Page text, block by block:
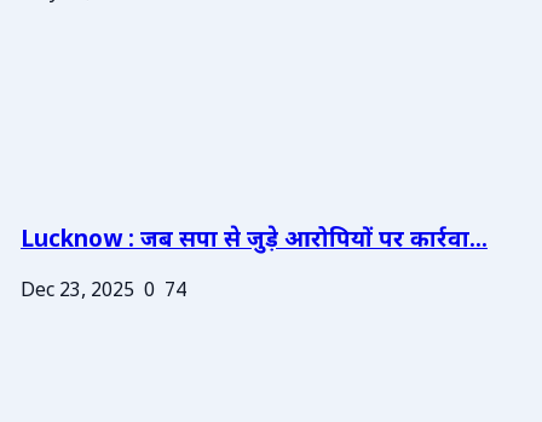
Lucknow : जब सपा से जुड़े आरोपियों पर कार्रवा...
Dec 23, 2025 0 74